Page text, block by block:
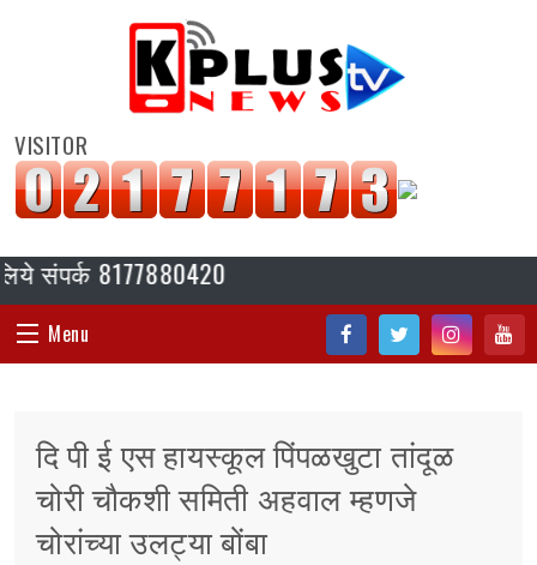
VISITOR
8177880420
Menu
ok
am
संपादकीय
जॉब/ नोकरी
दि पी ई एस हायस्कूल पिंपळखुटा तांदूळ
चोरी चौकशी समिती अहवाल म्हणजे
चोरांच्या उलट्या बोंबा